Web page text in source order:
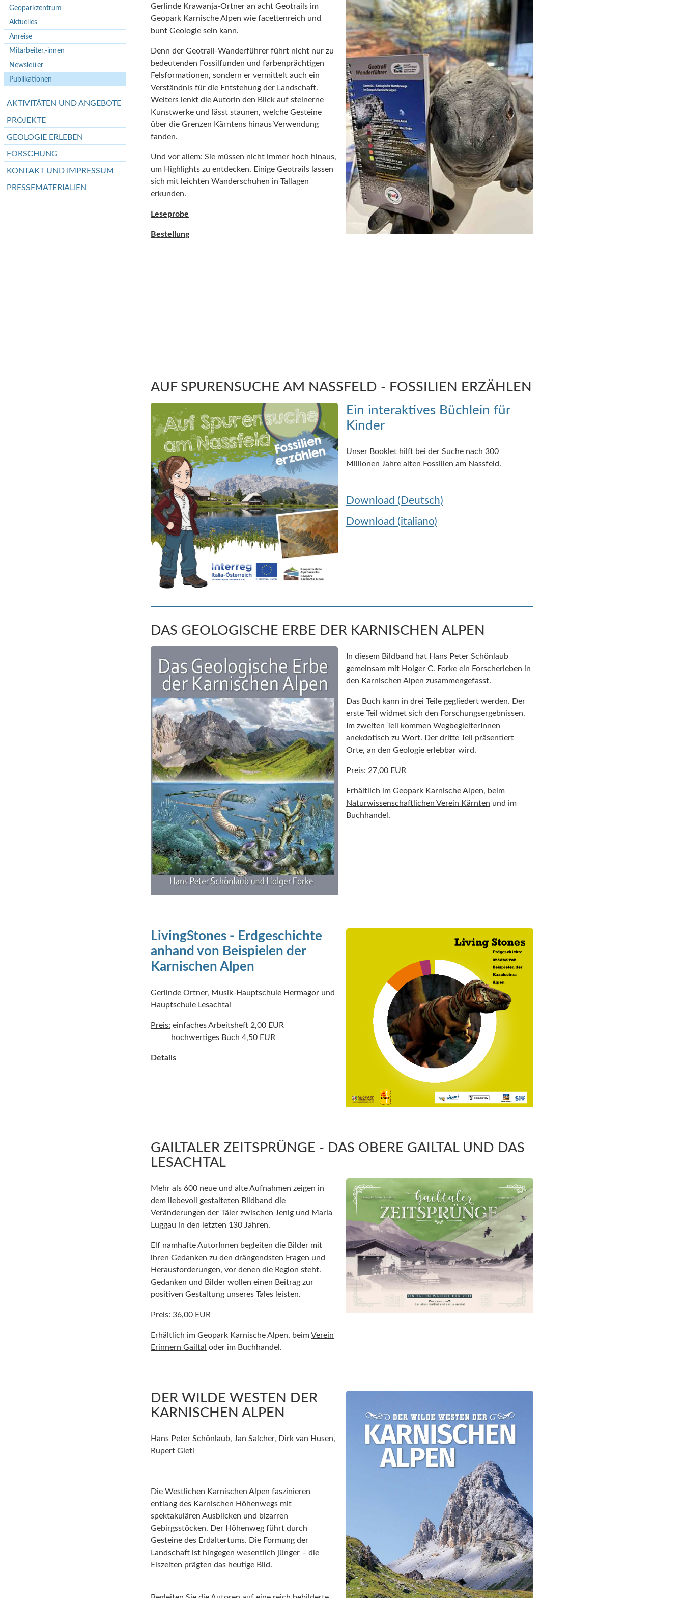
Geoparkzentrum
Aktuelles
Anreise
Mitarbeiter,-innen
Newsletter
Publikationen
AKTIVITÄTEN UND ANGEBOTE
PROJEKTE
GEOLOGIE ERLEBEN
FORSCHUNG
KONTAKT UND IMPRESSUM
PRESSEMATERIALIEN
Gerlinde Krawanja-Ortner an acht Geotrails im
Geopark Karnische Alpen wie facettenreich und
bunt Geologie sein kann.
Denn der Geotrail-Wanderführer führt nicht nur zu
bedeutenden Fossilfunden und farbenprächtigen
Felsformationen, sondern er vermittelt auch ein
Verständnis für die Entstehung der Landschaft.
Weiters lenkt die Autorin den Blick auf steinerne
Kunstwerke und lässt staunen, welche Gesteine
über die Grenzen Kärntens hinaus Verwendung
fanden.
Und vor allem: Sie müssen nicht immer hoch hinaus,
um Highlights zu entdecken. Einige Geotrails lassen
sich mit leichten Wanderschuhen in Tallagen
erkunden.
Leseprobe
Bestellung
AUF SPURENSUCHE AM NASSFELD - FOSSILIEN ERZÄHLEN
Ein interaktives Büchlein für
Kinder
Unser Booklet hilft bei der Suche nach 300
Millionen Jahre alten Fossilien am Nassfeld.
Download (Deutsch)
Download (italiano)
DAS GEOLOGISCHE ERBE DER KARNISCHEN ALPEN
In diesem Bildband hat Hans Peter Schönlaub
gemeinsam mit Holger C. Forke ein Forscherleben in
den Karnischen Alpen zusammengefasst.
Das Buch kann in drei Teile gegliedert werden. Der
erste Teil widmet sich den Forschungsergebnissen.
Im zweiten Teil kommen WegbegleiterInnen
anekdotisch zu Wort. Der dritte Teil präsentiert
Orte, an den Geologie erlebbar wird.
Preis: 27,00 EUR
Erhältlich im Geopark Karnische Alpen, beim
Naturwissenschaftlichen Verein Kärnten und im
Buchhandel.
LivingStones - Erdgeschichte
anhand von Beispielen der
Karnischen Alpen
Gerlinde Ortner, Musik-Hauptschule Hermagor und
Hauptschule Lesachtal
Preis: einfaches Arbeitsheft 2,00 EUR
hochwertiges Buch 4,50 EUR
Details
GAILTALER ZEITSPRÜNGE - DAS OBERE GAILTAL UND DAS
LESACHTAL
Mehr als 600 neue und alte Aufnahmen zeigen in
dem liebevoll gestalteten Bildband die
Veränderungen der Täler zwischen Jenig und Maria
Luggau in den letzten 130 Jahren.
Elf namhafte AutorInnen begleiten die Bilder mit
ihren Gedanken zu den drängendsten Fragen und
Herausforderungen, vor denen die Region steht.
Gedanken und Bilder wollen einen Beitrag zur
positiven Gestaltung unseres Tales leisten.
Preis: 36,00 EUR
Erhältlich im Geopark Karnische Alpen, beimVerein
Erinnern Gailtal oder im Buchhandel.
DER WILDE WESTEN DER
KARNISCHEN ALPEN
Hans Peter Schönlaub, Jan Salcher, Dirk van Husen,
Rupert Gietl
Die Westlichen Karnischen Alpen faszinieren
entlang des Karnischen Höhenwegs mit
spektakulären Ausblicken und bizarren
Gebirgsstöcken. Der Höhenweg führt durch
Gesteine des Erdaltertums. Die Formung der
Landschaft ist hingegen wesentlich jünger – die
Eiszeiten prägten das heutige Bild.